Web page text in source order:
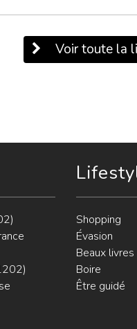
Voir toute la
Shopping
Évasion
Beaux livres
Boire
Être guidé